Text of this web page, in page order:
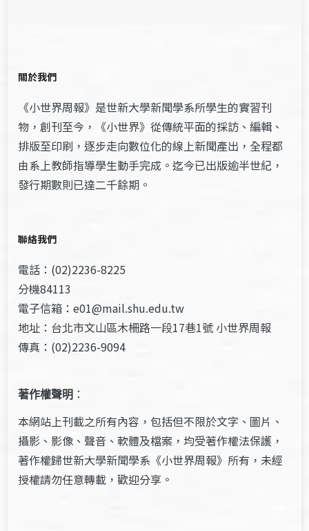
關於我們
《小世界周報》是世新大學新聞學系所學生的實習刊
物，創刊至今，《小世界》從傳統平面的採訪、編輯、
排版至印刷，逐步走向數位化的線上新聞產出，全程都
由系上教師指導學生動手完成。迄今已出版逾半世紀，
發行期數則已達二千餘期。
聯絡我們
電話：(02)2236-8225
分機84113
電子信箱：e01@mail.shu.edu.tw
地址：台北市文山區木柵路一段17巷1號 小世界周報
傳真：(02)2236-9094
著作權聲明 ：
本網站上刊載之所有內容，包括但不限於文字、圖片、
攝影、影像、聲音、軟體及檔案，均受著作權法保護，
著作權歸世新大學新聞學系《小世界周報》所有，未經
授權請勿任意轉載，歡迎分享。